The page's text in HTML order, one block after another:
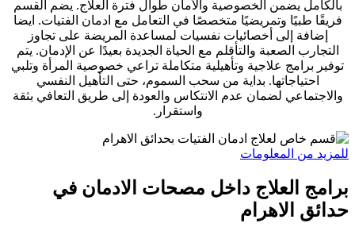
بالكامل يضمن الخصوصية والأمان طوال فترة العلاج. يضم القسم
فريقًا طبيًا وتمريضيًا متخصصًا في التعامل مع ادمان الفتيات. ايضا
إضافة إلى أخصائيات نفسيات لمساعدة المريضة على تجاوز
التجارب الصعبة والتأقلم مع الحياة الجديدة بعيدًا عن الإدمان. يتم
توفير برامج علاجية وتأهيلية متكاملة تراعي خصوصية المرأة وتلبي
احتياجاتها. بداية من سحب السموم، حتى التأهيل النفسي
والاجتماعي لضمان عدم الانتكاس والعودة إلى طريق التعافي بثقة
واستقرار.
للمزيد من المعلومات
برامج العلاج داخل مصحات الادمان في
حدائق الاهرام